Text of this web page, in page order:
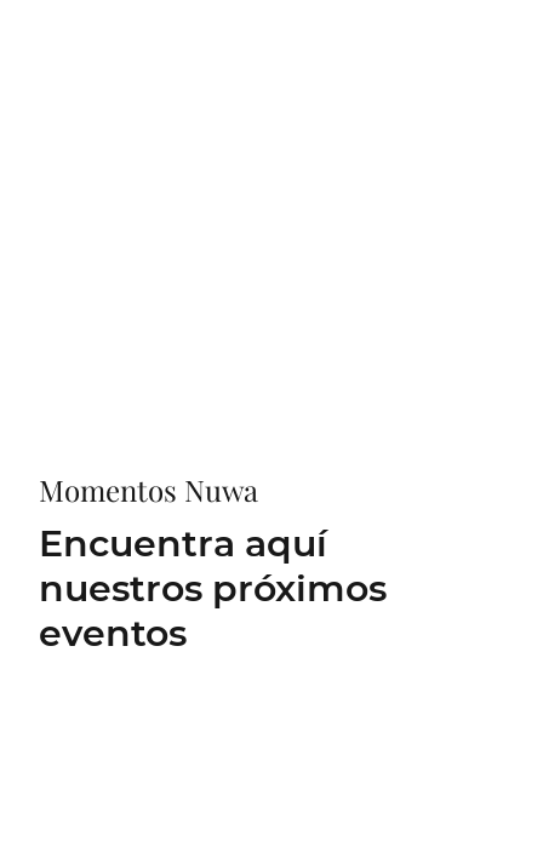
Momentos Nuwa
Encuentra aquí
nuestros próximos
eventos